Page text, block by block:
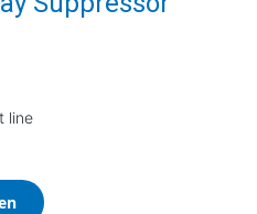
line